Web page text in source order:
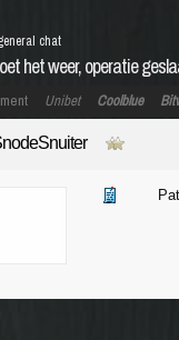
het weer, operatie
chat
Unibet Coolblue